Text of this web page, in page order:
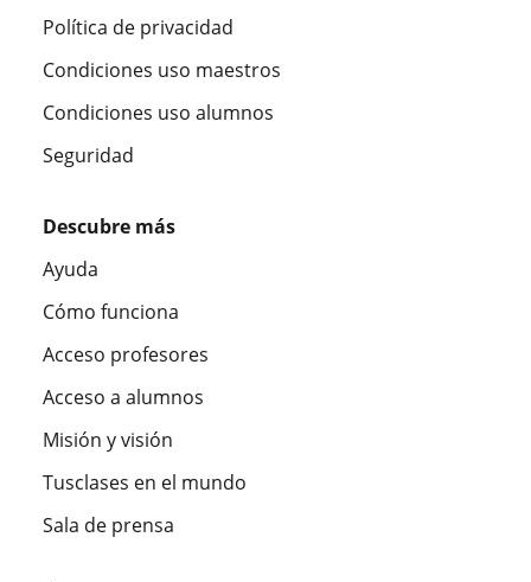
Política de privacidad
Condiciones uso maestros
Condiciones uso alumnos
Seguridad
Descubre más
Ayuda
Cómo funciona
Acceso profesores
Acceso a alumnos
Misión y visión
Tusclases en el mundo
Sala de prensa